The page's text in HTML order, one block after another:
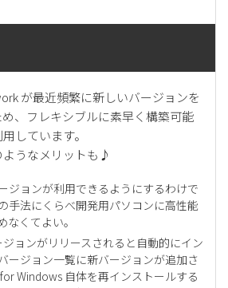
が最近頻繁に新しいバージョンを
、フレキシブルに素早く構築可能
しています。
ようなメリットも♪
ジョンが利用できるようにするわけで
手法にくらべ開発用パソコンに高性能
なくてよい。
ジョンがリリースされると自動的にイン
ージョン一覧に新バージョンが追加さ
Windows 自体を再インストールする